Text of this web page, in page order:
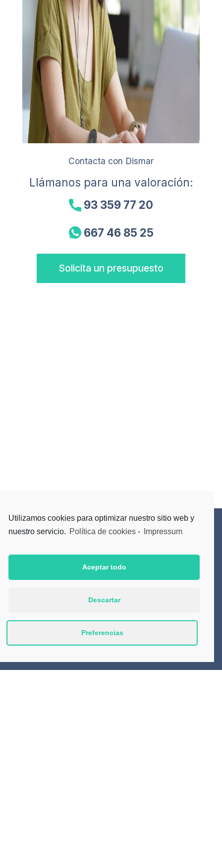
Contacta con Dismar
Llámanos para una valoración:
93 359 77 20
667 46 85 25
Solicita un presupuesto
Suscríbete a nuestro Newsletter
Acepto laPolítica de Privacidad
Utilizamos cookies para optimizar nuestro sitio web y
nuestro servicio. Política de cookies - Impressum
Aceptar todo
Descartar
Preferencias